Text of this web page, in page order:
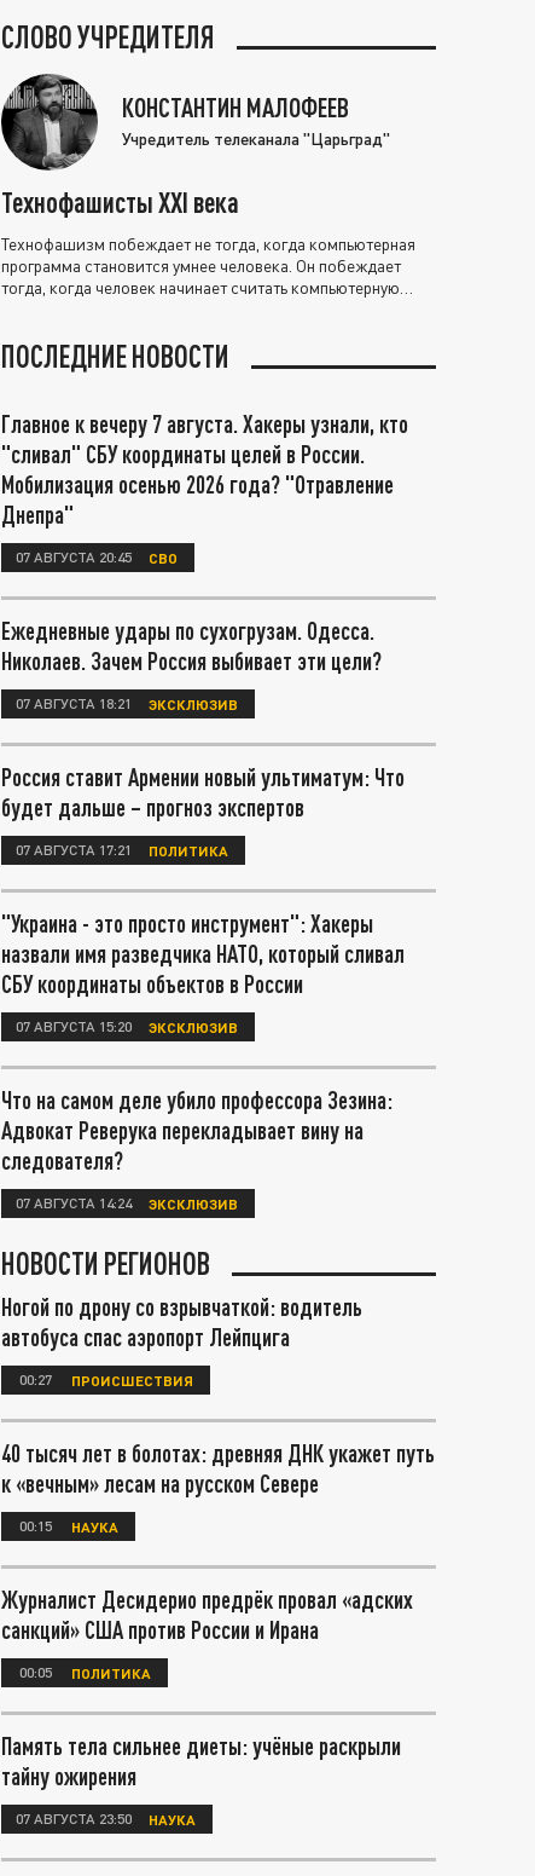
СЛОВО УЧРЕДИТЕЛЯ
КОНСТАНТИН МАЛОФЕЕВ
Учредитель телеканала "Царьград"
Технофашисты XXI века
Технофашизм побеждает не тогда, когда компьютерная
программа становится умнее человека. Он побеждает
тогда, когда человек начинает считать компьютерную
ПОСЛЕДНИЕ НОВОСТИ
Главное к вечеру 7 августа. Хакеры узнали, кто
"сливал" СБУ координаты целей в России.
Мобилизация осенью 2026 года? "Отравление
Днепра"
07 АВГУСТА 20:45 СВО
Ежедневные удары по сухогрузам. Одесса.
Николаев. Зачем Россия выбивает эти цели?
07 АВГУСТА 18:21 ЭКСКЛЮЗИВ
Россия ставит Армении новый ультиматум: Что
будет дальше – прогноз экспертов
07 АВГУСТА 17:21 ПОЛИТИКА
"Украина - это просто инструмент": Хакеры
назвали имя разведчика НАТО, который сливал
СБУ координаты объектов в России
07 АВГУСТА 15:20 ЭКСКЛЮЗИВ
Что на самом деле убило профессора Зезина:
Адвокат Реверука перекладывает вину на
следователя?
07 АВГУСТА 14:24 ЭКСКЛЮЗИВ
НОВОСТИ РЕГИОНОВ
Ногой по дрону со взрывчаткой: водитель
автобуса спас аэропорт Лейпцига
00:27 ПРОИСШЕСТВИЯ
40 тысяч лет в болотах: древняя ДНК укажет путь
к «вечным» лесам на русском Севере
00:15 НАУКА
Журналист Десидерио предрёк провал «адских
санкций» США против России и Ирана
00:05 ПОЛИТИКА
Память тела сильнее диеты: учёные раскрыли
тайну ожирения
07 АВГУСТА 23:50 НАУКА